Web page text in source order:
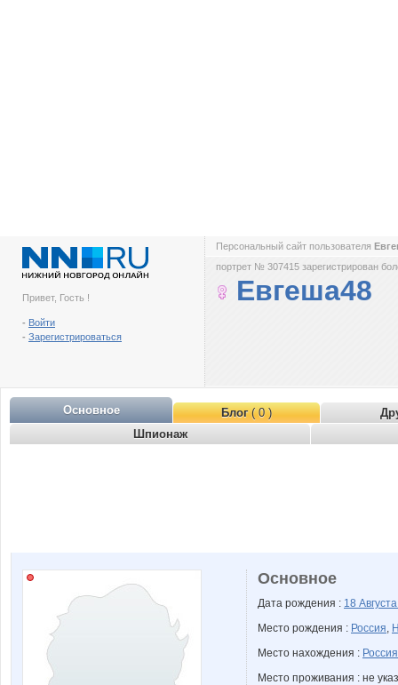
Привет, Гость !
- Войти
- Зарегистрироваться
Персональный сайт пользователя
портрет № 307415 зарегистрирован
Евгеша48
Основное Блог( 0 )
Шпионаж
Основное
Дата рождения : 18
Место рождения : Россия,
Место нахождения : Россия
Место проживания : не